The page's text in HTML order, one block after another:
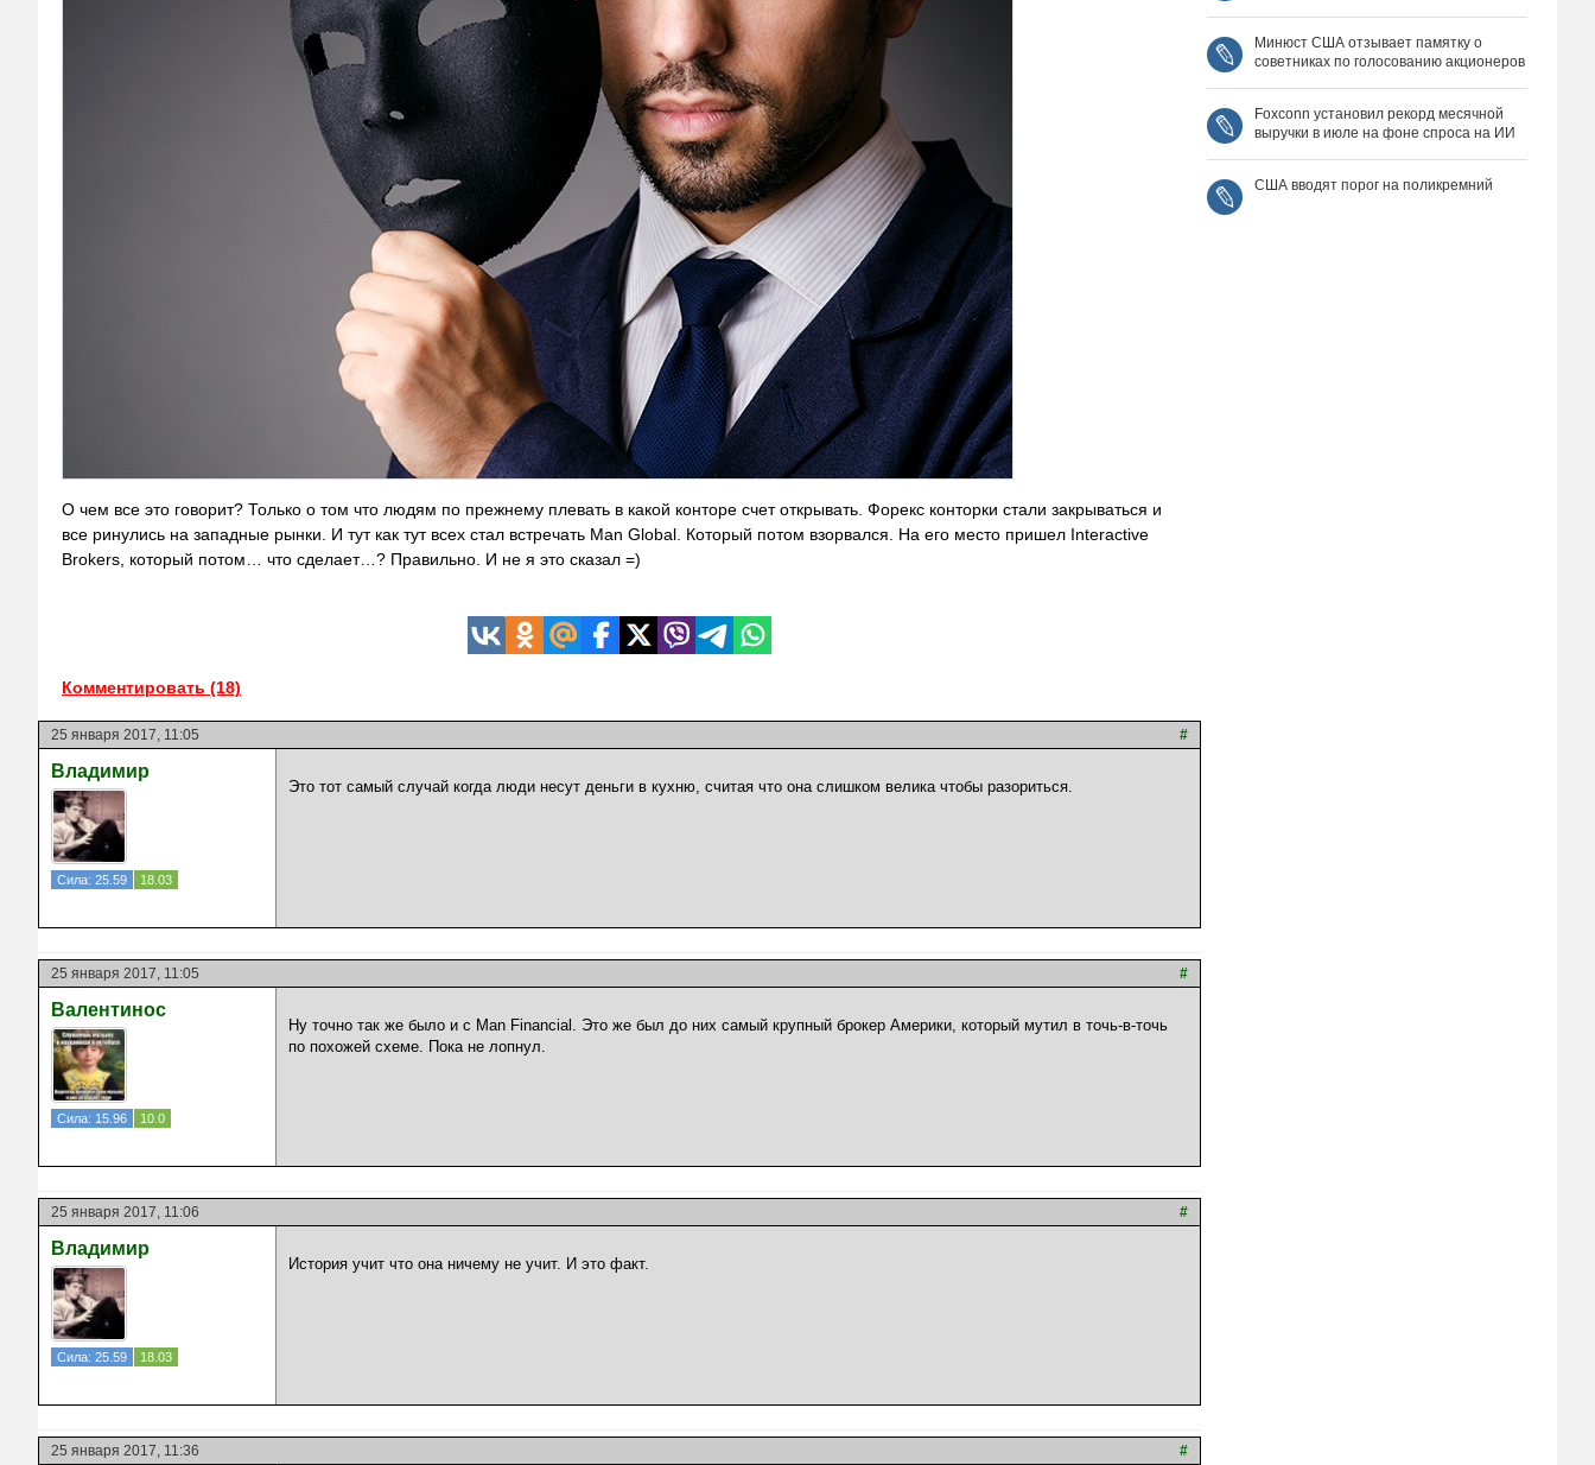
О чем все это говорит? Только о том что людям по прежнему плевать в какой конторе счет открывать. Форекс конторки стали закрываться и
все ринулись на западные рынки. И тут как тут всех стал встречать Man Global. Который потом взорвался. На его место пришел Interactive
Brokers, который потом… что сделает…? Правильно. И не я это сказал =)
Комментировать (18)
25 января 2017, 11:05 #
Владимир
Сила: 25.59 18.03
Это тот самый случай когда люди несут деньги в кухню, считая что она слишком велика чтобы разориться.
25 января 2017, 11:05 #
Валентинос
Сила: 15.96 10.0
Ну точно так же было и с Man Financial. Это же был до них самый крупный брокер Америки, который мутил в точь-в-точь
по похожей схеме. Пока не лопнул.
25 января 2017, 11:06 #
Владимир
Сила: 25.59 18.03
История учит что она ничему не учит. И это факт.
25 января 2017, 11:36 #
Минюст США отзывает памятку о
советниках по голосованию акционеров
Foxconn установил рекорд месячной
выручки в июле на фоне спроса на ИИ
США вводят порог на поликремний